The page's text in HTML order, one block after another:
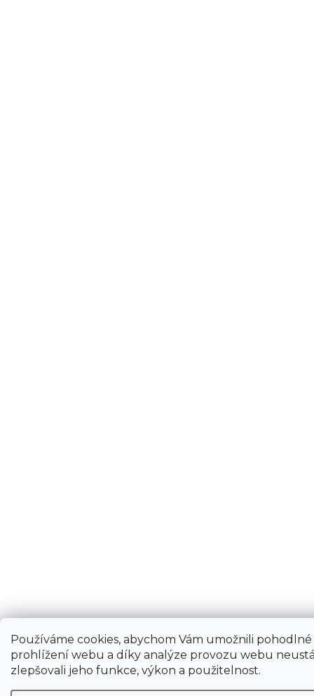
Používáme cookies, abychom Vám umožnili pohodlné
prohlížení webu a díky analýze provozu webu
zlepšovali jeho funkce, výkon a použitelnost.